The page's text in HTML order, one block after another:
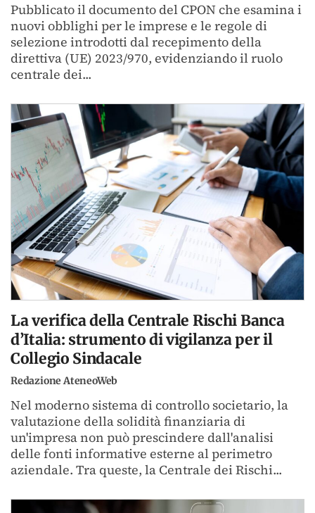
Pubblicato il documento del CPON che esamina i
nuovi obblighi per le imprese e le regole di
selezione introdotti dal recepimento della
direttiva (UE) 2023/970, evidenziando il ruolo
centrale dei...
La verifica della Centrale Rischi Banca
d’Italia: strumento di vigilanza per il
Collegio Sindacale
Redazione AteneoWeb
Nel moderno sistema di controllo societario, la
valutazione della solidità finanziaria di
un'impresa non può prescindere dall'analisi
delle fonti informative esterne al perimetro
aziendale. Tra queste, la Centrale dei Rischi...